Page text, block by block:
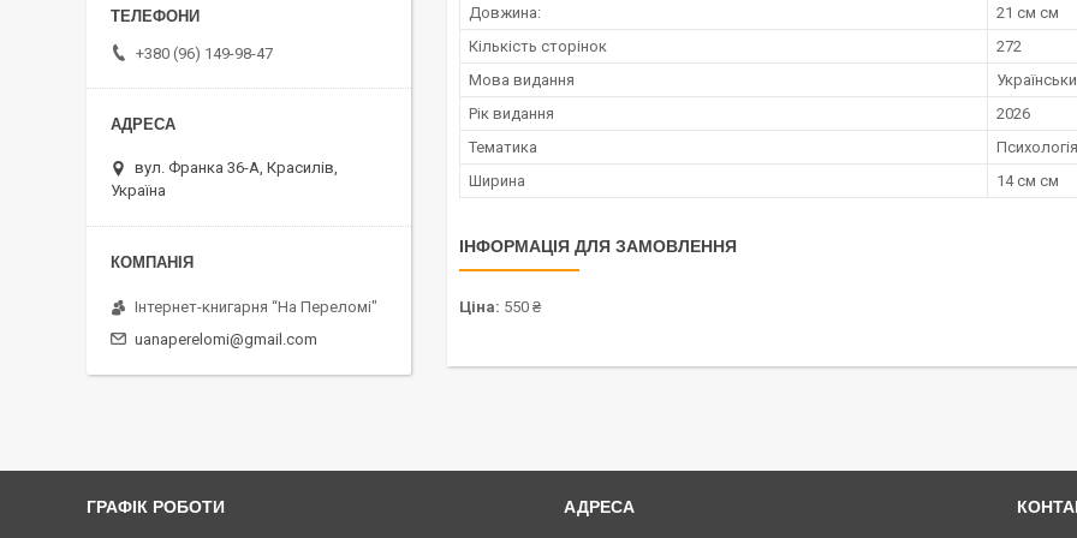
Довжина:
21 см см
Кількість сторінок
272
Мова видання
Рік видання
2026
Тематика
Ширина
14 см см
ІНФОРМАЦІЯ ДЛЯ ЗАМОВЛЕННЯ
Ціна: 550 ₴
+380 (96) 149-98-47
вул. Франка 36-А, Красилів,
Україна
Інтернет-книгарня “На Переломі"
uanaperelomi@gmail.com
ГРАФІК РОБОТИ